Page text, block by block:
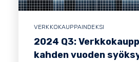
VERKKOKAUPPAINDEKSI
2024 Q3:
kahden vuoden